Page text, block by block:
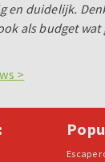
en duidelijk.
als budget wat
>
Escape